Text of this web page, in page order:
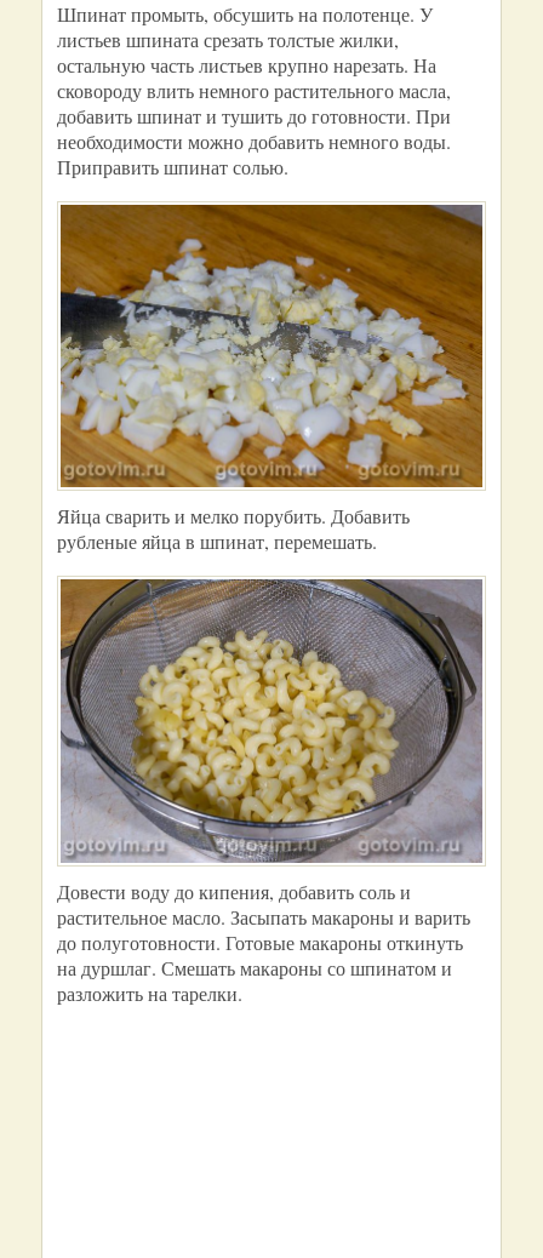
Шпинат промыть, обсушить на полотенце. У
листьев шпината срезать толстые жилки,
остальную часть листьев крупно нарезать. На
сковороду влить немного растительного масла,
добавить шпинат и тушить до готовности. При
необходимости можно добавить немного воды.
Приправить шпинат солью.
Яйца сварить и мелко порубить. Добавить
рубленые яйца в шпинат, перемешать.
Довести воду до кипения, добавить соль и
растительное масло. Засыпать макароны и варить
до полуготовности. Готовые макароны откинуть
на дуршлаг. Смешать макароны со шпинатом и
разложить на тарелки.